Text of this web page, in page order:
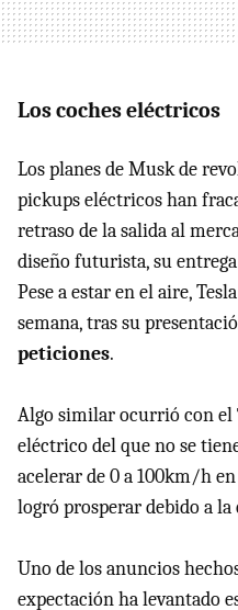
Los coches eléctricos
Los planes de Musk de
pickups eléctricos han
retraso de la salida al
diseño futurista, su
Pese a estar en el aire,
semana, tras su
peticiones.
Algo similar ocurrió con el
eléctrico del que no se
acelerar de 0 a 100km/h
logró prosperar debido a la
Uno de los anuncios
expectación ha levantado